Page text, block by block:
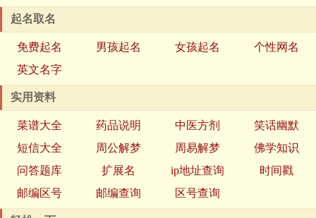
起名取名
免费起名 男孩起名 女孩起名
个性网名
英文名字
实用资料
菜谱大全 药品说明 中医方剂
笑话幽默
短信大全
周公解梦 周易解梦
佛学知识
问答题库
扩展名 ip地址查询
时间戳
邮编区号
邮编查询 区号查询